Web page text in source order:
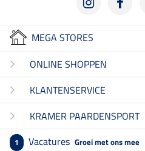
MEGA STORES
ONLINE SHOPPEN
KLANTENSERVICE
KRAMER PAARDENSPORT
1 Vacatures Groei met ons mee